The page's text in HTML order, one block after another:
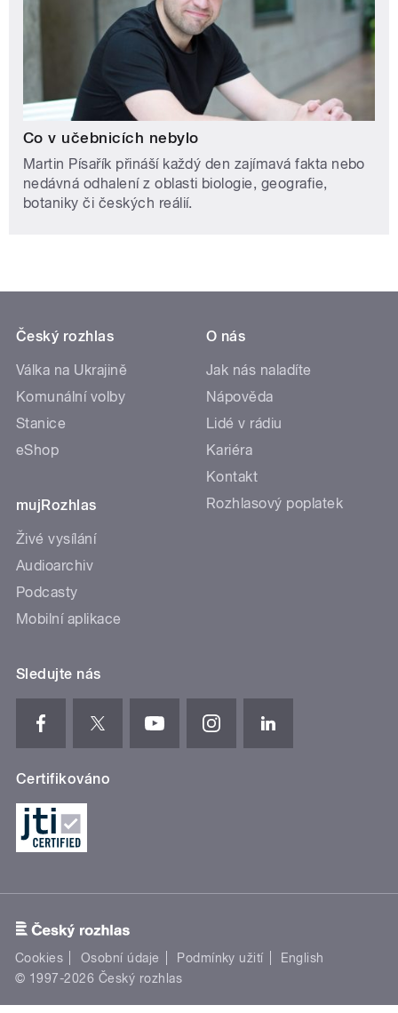
Co v učebnicích nebylo
Martin Písařík přináší každý den zajímavá fakta nebo
nedávná odhalení z oblasti biologie, geografie,
botaniky či českých reálií.
Český rozhlas
Válka na Ukrajině
Komunální volby
Stanice
eShop
mujRozhlas
Živé vysílání
Audioarchiv
Podcasty
Mobilní aplikace
O nás
Jak nás naladíte
Nápověda
Lidé v rádiu
Kariéra
Kontakt
Rozhlasový poplatek
Sledujte nás
Certifikováno
Cookies Osobní údaje Podmínky užití
English
© 1997-2026 Český rozhlas